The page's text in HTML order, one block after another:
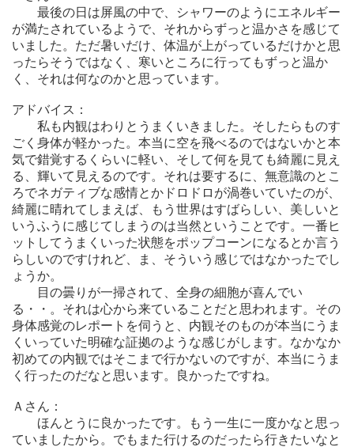
最後の日は屏風の中で、シャワーのようにエネルギー
が満たされているようで、それからずっと温かさを感じて
いました。ただ暑いだけ、体温が上がっているだけかと思
ったらそうではなく、寒いところに行ってもずっと温か
く、それは何なのかと思っています。
アドバイス：
私も内観はわりとうまくいきました。そしたらものす
ごく身体が軽かった。本当に空を飛べるのではないかと本
気で錯覚するくらいに軽い、そして何を見ても綺麗に見え
る、輝いて見えるのです。それは要するに、無意識のとこ
ろでネガティブな感情とかドロドロが渦巻いていたのが、
綺麗に晴れてしまえば、もう世界はすばらしい、美しいと
いうふうに感じてしまうのは当然ということです。一番ヒ
ットしてうまくいった状態をポップコーンになるとか言う
らしいのですけれど、ま、そういう感じではなかったでし
ょうか。
目の曇りが一掃されて、全身の細胞が喜んでい
る・・。それは心から来ていることだと思われます。その
身体感覚のレポートを伺うと、内観そのものが本当にうま
くいっていた明確な証拠のような感じがします。なかなか
初めての内観ではそこまで行かないのですが、本当にうま
く行ったのだなと思います。良かったですね。
Ａさん：
ほんとうに良かったです。もう一生に一度かなと思っ
ていましたから。でもまた行けるのだったら行きたいなと